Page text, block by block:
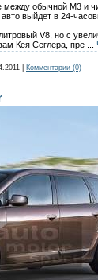
между обычной M3 и
выйдет в 24-
V8, но с
Кея Сеглера, пре
Комментарии (0)